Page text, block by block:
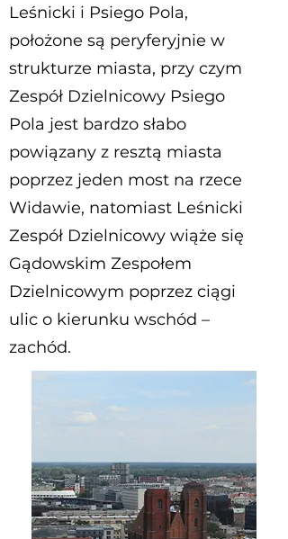
Leśnicki i Psiego Pola,
położone są peryferyjnie w
strukturze miasta, przy czym
Zespół Dzielnicowy Psiego
Pola jest bardzo słabo
powiązany z resztą miasta
poprzez jeden most na rzece
Widawie, natomiast Leśnicki
Zespół Dzielnicowy wiąże się
Gądowskim Zespołem
Dzielnicowym poprzez ciągi
ulic o kierunku wschód –
zachód.